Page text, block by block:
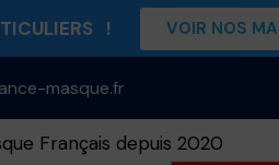
! VOIR NOS
masque.fr
Français depuis 2020